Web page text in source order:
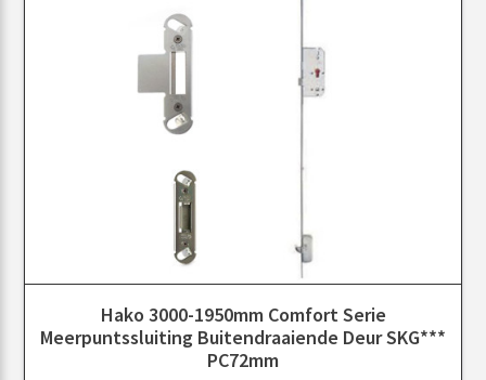
Hako 3000-1950mm Comfort Serie
Meerpuntssluiting Buitendraaiende Deur SKG***
PC72mm